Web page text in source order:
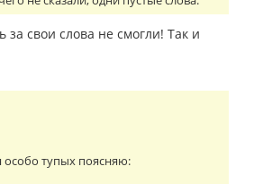
за свои слова не смогли! Так и
особо тупых поясняю: